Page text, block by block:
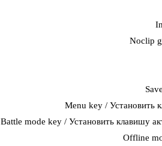
Noclip
Menu key / Установить
Battle mode key / Установить клавишу
Offline